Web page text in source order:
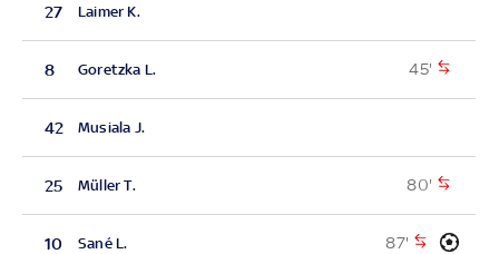
27 Laimer K.
8 Goretzka L. 45'
42 Musiala J.
25 Müller T. 80'
10 Sané L. 87'